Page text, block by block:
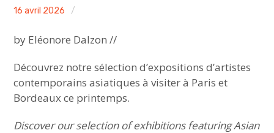
NEWSLETTER
ACA
16 avril 2026
by Eléonore Dalzon //
Découvrez notre sélection d’expositions d’artistes
contemporains asiatiques à visiter à Paris et
Bordeaux ce printemps.
Discover our selection of exhibitions featuring Asian